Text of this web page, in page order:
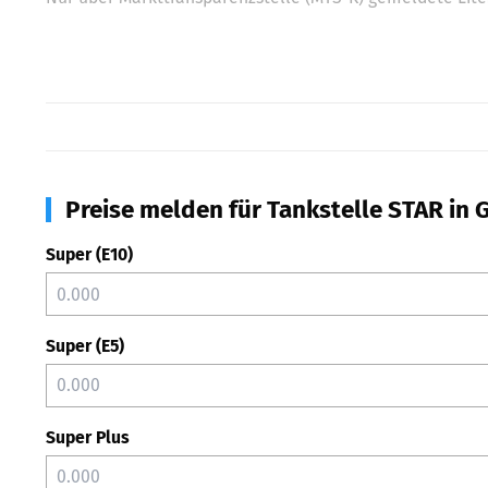
Preise melden für Tankstelle STAR in
Super (E10)
Super (E5)
Super Plus